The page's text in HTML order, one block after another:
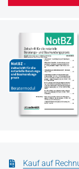
Kauf auf